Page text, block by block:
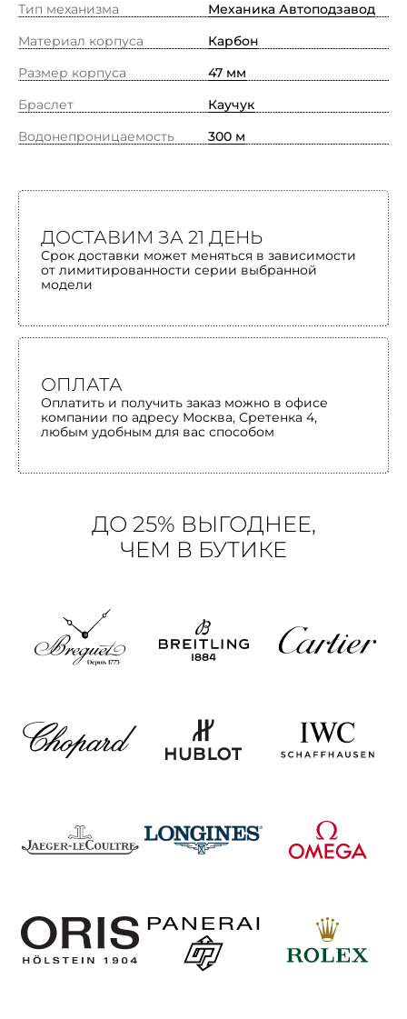
Тип механизма
Механика Автоподзавод
Материал корпуса
Карбон
Размер корпуса
47 мм
Браслет
Каучук
Водонепроницаемость
300 м
ДОСТАВИМ ЗА 21 ДЕНЬ
Срок доставки может меняться в зависимости
от лимитированности серии выбранной
модели
ОПЛАТА
Оплатить и получить заказ можно в офисе
компании по адресу Москва, Сретенка 4,
любым удобным для вас способом
ДО 25% ВЫГОДНЕЕ,
ЧЕМ В БУТИКЕ